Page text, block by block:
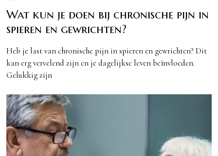
Wat kun je doen bij chronische pijn in
spieren en gewrichten?
Heb je last van chronische pijn in spieren en gewrichten? Dit
kan erg vervelend zijn en je dagelijkse leven beïnvloeden.
Gelukkig zijn